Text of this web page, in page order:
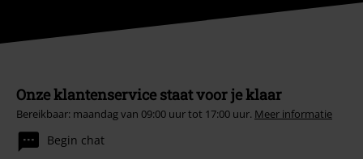
Onze klantenservice staat voor je klaar
Bereikbaar: maandag van 09:00 uur tot 17:00 uur. Meer informatie
Begin chat